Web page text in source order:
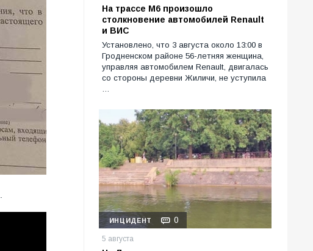
На трассе М6 произошло
столкновение автомобилей Renault
и ВИС
Установлено, что 3 августа около 13:00 в
Гродненском районе 56-летняя женщина,
управляя автомобилем Renault, двигалась
со стороны деревни Жиличи, не уступила
…
ИНЦИДЕНТ 0
5 августа